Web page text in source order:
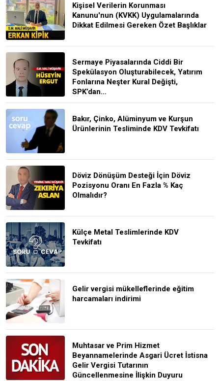
Kişisel Verilerin Korunması
Kanunu'nun (KVKK) Uygulamalarında
Dikkat Edilmesi Gereken Özet Başlıklar
Sermaye Piyasalarında Ciddi Bir
Spekülasyon Oluşturabilecek, Yatırım
Fonlarına Neşter Kural Değişti,
SPK’dan...
Bakır, Çinko, Alüminyum ve Kurşun
Ürünlerinin Tesliminde KDV Tevkifatı
Döviz Dönüşüm Desteği İçin Döviz
Pozisyonu Oranı En Fazla % Kaç
Olmalıdır?
Külçe Metal Teslimlerinde KDV
Tevkifatı
Gelir vergisi mükelleflerinde eğitim
harcamaları indirimi
Muhtasar ve Prim Hizmet
Beyannamelerinde Asgari Ücret İstisna
Gelir Vergisi Tutarının
Güncellenmesine İlişkin Duyuru